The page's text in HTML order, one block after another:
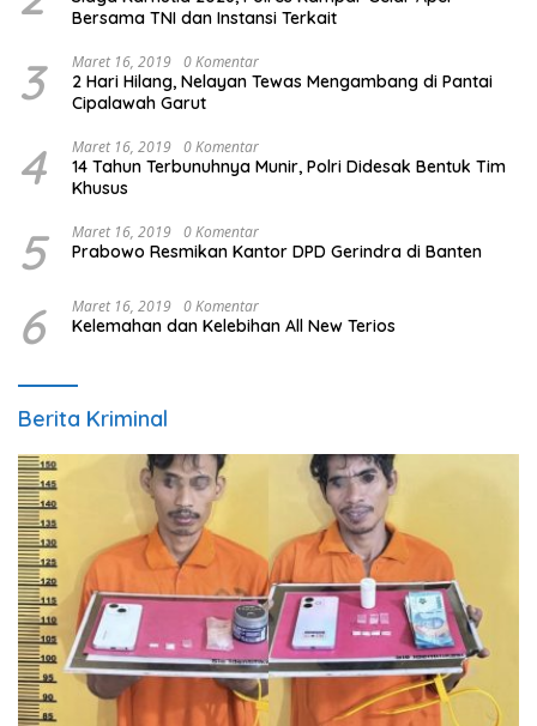
Bersama TNI dan Instansi Terkait
3 Maret 16, 2019 0 Komentar
2 Hari Hilang, Nelayan Tewas Mengambang di Pantai
Cipalawah Garut
4 Maret 16, 2019 0 Komentar
14 Tahun Terbunuhnya Munir, Polri Didesak Bentuk Tim
Khusus
5 Maret 16, 2019 0 Komentar
Prabowo Resmikan Kantor DPD Gerindra di Banten
6 Maret 16, 2019 0 Komentar
Kelemahan dan Kelebihan All New Terios
Berita Kriminal